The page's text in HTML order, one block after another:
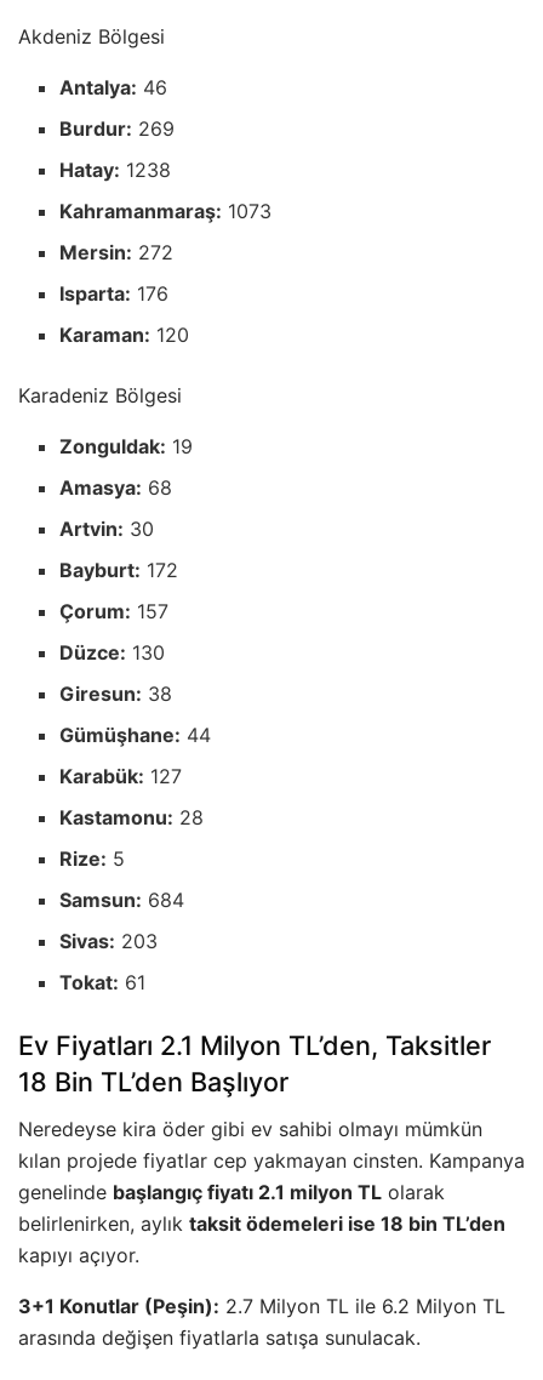
Akdeniz Bölgesi
Antalya: 46
Burdur: 269
Hatay: 1238
Kahramanmaraş: 1073
Mersin: 272
Isparta: 176
Karaman: 120
Karadeniz Bölgesi
Zonguldak: 19
Amasya: 68
Artvin: 30
Bayburt: 172
Çorum: 157
Düzce: 130
Giresun: 38
Gümüşhane: 44
Karabük: 127
Kastamonu: 28
Rize: 5
Samsun: 684
Sivas: 203
Tokat: 61
Ev Fiyatları 2.1 Milyon TL’den, Taksitler
18 Bin TL’den Başlıyor
Neredeyse kira öder gibi ev sahibi olmayı mümkün
kılan projede fiyatlar cep yakmayan cinsten. Kampanya
genelinde başlangıç fiyatı 2.1 milyon TL olarak
belirlenirken, aylık taksit ödemeleri ise 18 bin TL’den
kapıyı açıyor.
3+1 Konutlar (Peşin): 2.7 Milyon TL ile 6.2 Milyon TL
arasında değişen fiyatlarla satışa sunulacak.